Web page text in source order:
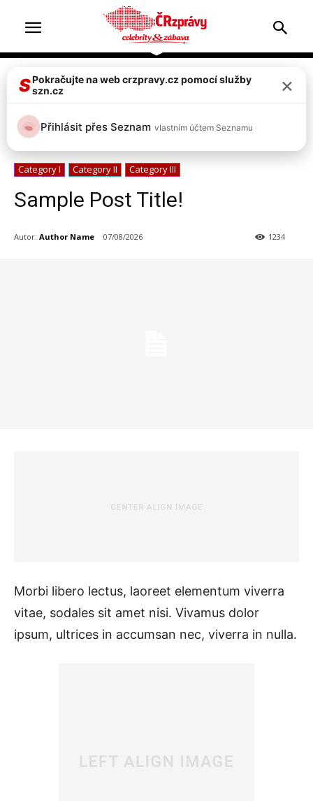
Slavný šéfkuchař Radek Kašpárek potvrdil nový
vztah s vnadnou černovláskou
Category I Category II Category III
Sample Post Title!
Autor: Author Name 07/08/2026 1234
Morbi libero lectus, laoreet elementum viverra
vitae, sodales sit amet nisi. Vivamus dolor
ipsum, ultrices in accumsan nec, viverra in nulla.
SPokračujte na web crzpravy.cz pomocí služby
szn.cz
×
Přihlásit přes Seznam vlastním účtem Seznamu